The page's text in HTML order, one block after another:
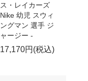
ス・レイカーズ
Nike 幼児 スウィ
ングマン 選手 ジ
ャージー -
17,170円(税込)